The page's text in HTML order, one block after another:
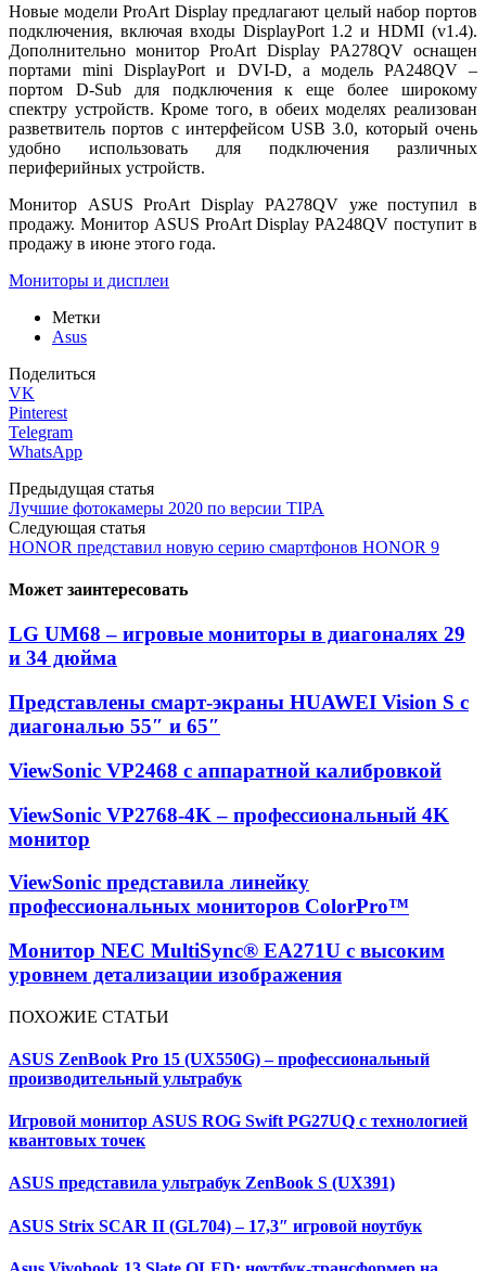
Новые модели ProArt Display предлагают целый набор портов
подключения, включая входы DisplayPort 1.2 и HDMI (v1.4).
Дополнительно монитор ProArt Display PA278QV оснащен
портами mini DisplayPort и DVI-D, а модель PA248QV –
портом D-Sub для подключения к еще более широкому
спектру устройств. Кроме того, в обеих моделях реализован
разветвитель портов с интерфейсом USB 3.0, который очень
удобно использовать для подключения различных
периферийных устройств.
Монитор ASUS ProArt Display PA278QV уже поступил в
продажу. Монитор ASUS ProArt Display PA248QV поступит в
продажу в июне этого года.
Мониторы и дисплеи
Метки
Asus
Поделиться
VK
Pinterest
Telegram
WhatsApp
Предыдущая статья
Лучшие фотокамеры 2020 по версии TIPA
Следующая статья
HONOR представил новую серию смартфонов HONOR 9
Может заинтересовать
LG UM68 – игровые мониторы в диагоналях 29
и 34 дюйма
Представлены смарт-экраны HUAWEI Vision S с
диагональю 55″ и 65″
ViewSonic VP2468 с аппаратной калибровкой
ViewSonic VP2768-4K – профессиональный 4K
монитор
ViewSonic представила линейку
профессиональных мониторов ColorPro™
Монитор NEC MultiSync® EA271U с высоким
уровнем детализации изображения
ПОХОЖИЕ СТАТЬИ
ASUS ZenBook Pro 15 (UX550G) – профессиональный
производительный ультрабук
Игровой монитор ASUS ROG Swift PG27UQ с технологией
квантовых точек
ASUS представила ультрабук ZenBook S (UX391)
ASUS Strix SCAR II (GL704) – 17,3″ игровой ноутбук